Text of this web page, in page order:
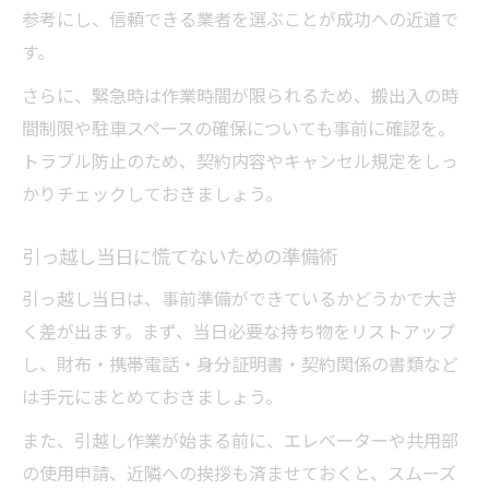
参考にし、信頼できる業者を選ぶことが成功への近道で
す。
さらに、緊急時は作業時間が限られるため、搬出入の時
間制限や駐車スペースの確保についても事前に確認を。
トラブル防止のため、契約内容やキャンセル規定をしっ
かりチェックしておきましょう。
引っ越し当日に慌てないための準備術
引っ越し当日は、事前準備ができているかどうかで大き
く差が出ます。まず、当日必要な持ち物をリストアップ
し、財布・携帯電話・身分証明書・契約関係の書類など
は手元にまとめておきましょう。
また、引越し作業が始まる前に、エレベーターや共用部
の使用申請、近隣への挨拶も済ませておくと、スムーズ